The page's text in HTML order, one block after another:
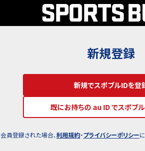
新規登録
新規でスポブルIDを登
既にお持ちの au ID でスポブ
会員登録された場合、利用規約・プライバシーポリシー